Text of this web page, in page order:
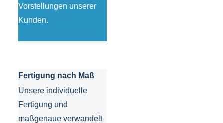
Vorstellungen unserer
Kunden.
Fertigung nach Maß
Unsere individuelle
Fertigung und
maßgenaue verwandelt